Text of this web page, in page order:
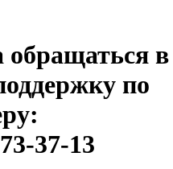
обращаться в
по
37-13